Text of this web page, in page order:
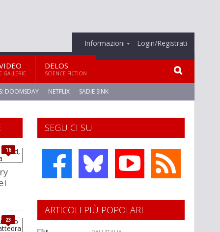
Informazioni Login/Registrati
E GALLERIE
DELOS
SCIENCE FICTION
DOOMSDAY NETFLIX SADIE SINK
SEGUICI SU
16
23
ARTICOLI PIÙ POPOLARI